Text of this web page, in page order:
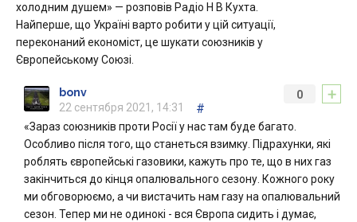
холодним душем» — розповів Радіо Н В Кухта.
Найперше, що Україні варто робити у цій ситуації,
переконаний економіст, це шукати союзників у
Європейському Союзі.
+
0
bonv
22 сентября 2021, 14:31
#
«Зараз союзників проти Росії у нас там буде багато.
Особливо після того, що станеться взимку. Підрахунки, які
роблять європейські газовики, кажуть про те, що в них газ
закінчиться до кінця опалювального сезону. Кожного року
ми обговорюємо, а чи вистачить нам газу на опалювальний
сезон. Тепер ми не одинокі - вся Європа сидить і думає,